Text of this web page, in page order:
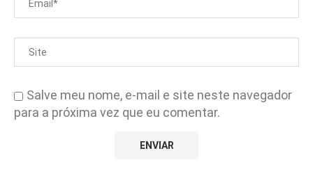
Salve meu nome, e-mail e site neste navegador
para a próxima vez que eu comentar.